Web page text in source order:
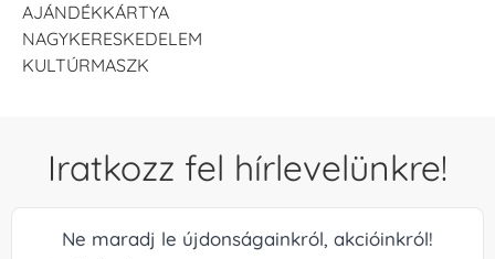
AJÁNDÉKKÁRTYA
NAGYKERESKEDELEM
KULTÚRMASZK
Iratkozz fel hírlevelünkre!
Ne maradj le újdonságainkról, akcióinkról!